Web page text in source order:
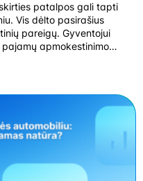
patalpos gali tapti
Vis dėlto pasirašius
pareigų. Gyventojui
apmokestinimo